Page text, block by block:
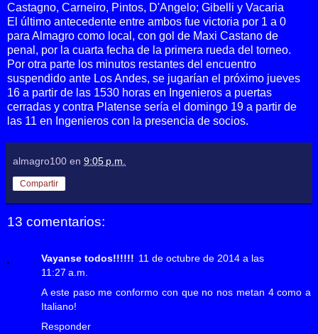
Castagno, Carneiro, Pintos, D'Angelo; Gibelli y Vacaria
El último antecedente entre ambos fue victoria por 1 a 0
para Almagro como local, con gol de Maxi Castano de
penal, por la cuarta fecha de la primera rueda del torneo.
Por otra parte los minutos restantes del encuentro
suspendido ante Los Andes, se jugarían el próximo jueves
16 a partir de las 1530 horas en Ingenieros a puertas
cerradas y contra Platense sería el domingo 19 a partir de
las 11 en Ingenieros con la presencia de socios.
almagro100 en 9:05 p.m.
Compartir
13 comentarios:
Vayanse todos!!!!!! 11 de octubre de 2014 a las
11:27 a.m.
A este paso me conformo con que no nos metan 4 como a
Italiano!
Responder